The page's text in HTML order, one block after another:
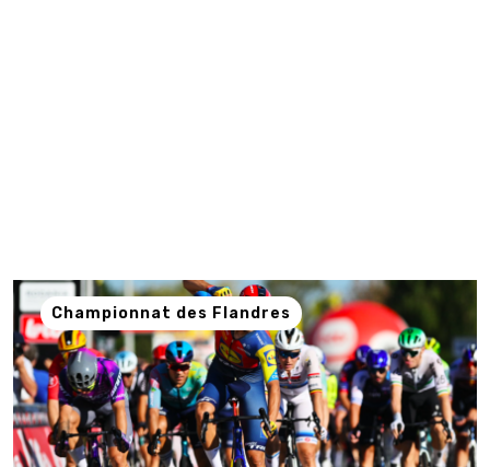
Championnat des Flandres